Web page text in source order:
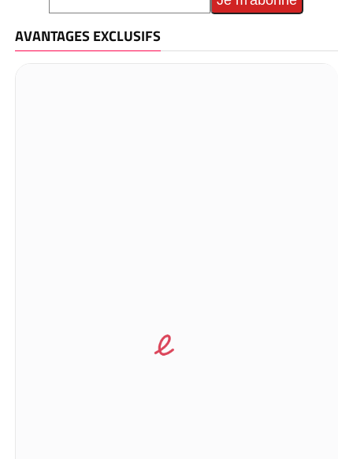
AVANTAGES EXCLUSIFS